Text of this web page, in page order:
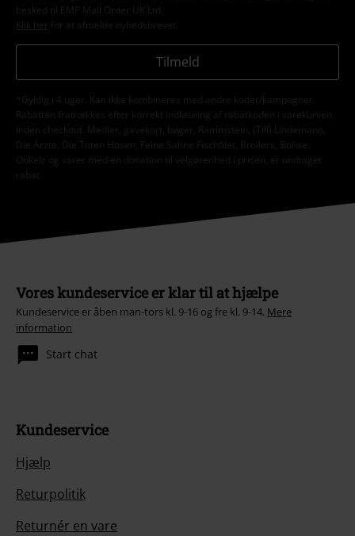
besked til EMP Mail Order UK Ltd.
Klik her
for at afmelde nyhedsbrevet.
Tilmeld
*Gyldig i 4 uger. Kan ikke kombineres med andre koder/kampagner.
Rabatten fratrækkes efter korrekt indløsning af rabatkoden i varekurven
inden checkout. Medier, gavekort, bøger, Rammstein, (Till) Lindemann,
Die Ärzte, Die Toten Hosen, Feine Sahne Fischfilet, Broilers, Böhse
Onkelz og varer med en donation til velgørenhed i prisen, er undtaget
rabat.
Vores kundeservice er klar til at hjælpe
Kundeservice er åben man-tors kl. 9-16 og fre kl. 9-14. Mere
information
Start chat
Kundeservice
Hjælp
Returpolitik
Returnér en vare